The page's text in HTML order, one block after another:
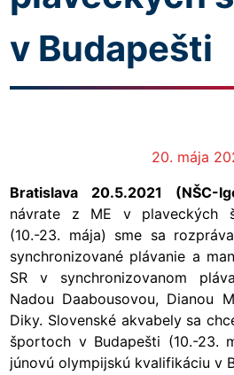
v Budapešti
20. mája
Bratislava 20.5.2021 (NŠC-
návrate z ME v plaveckých
(10.-23. mája) sme sa
synchronizované plávanie a
SR v synchronizovanom
Nadou Daabousovou, Dianou
Diky. Slovenské akvabely sa
športoch v Budapešti (10.-23.
júnovú olympijskú kvalifikáciu v